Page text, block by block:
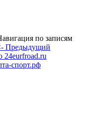
по записям
Предыдущий
24eurfroad.ru
спорт.рф